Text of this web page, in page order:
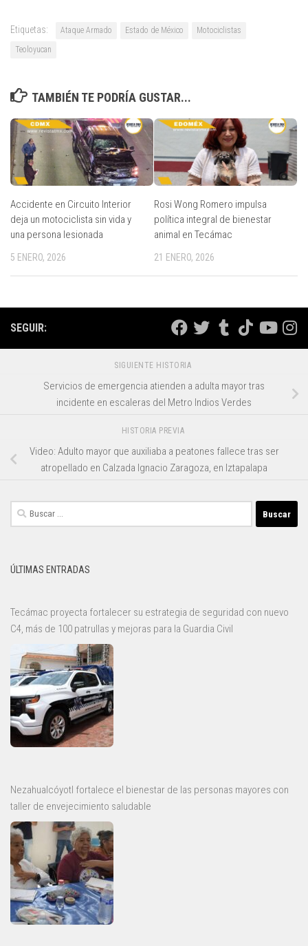
Etiquetas: Ataque Armado Estado de México
Motociclistas
Teoloyucan
TAMBIÉN TE PODRÍA GUSTAR...
Accidente en Circuito Interior
deja un motociclista sin vida y
una persona lesionada
5 ENERO, 2026
Rosi Wong Romero impulsa
política integral de bienestar
animal en Tecámac
21 ENERO, 2026
SEGUIR:
SIGUIENTE HISTORIA
Servicios de emergencia atienden a adulta mayor tras
incidente en escaleras del Metro Indios Verdes
HISTORIA PREVIA
Video: Adulto mayor que auxiliaba a peatones fallece tras ser
atropellado en Calzada Ignacio Zaragoza, en Iztapalapa
Buscar:
ÚLTIMAS ENTRADAS
Tecámac proyecta fortalecer su estrategia de seguridad con nuevo
C4, más de 100 patrullas y mejoras para la Guardia Civil
Nezahualcóyotl fortalece el bienestar de las personas mayores con
taller de envejecimiento saludable